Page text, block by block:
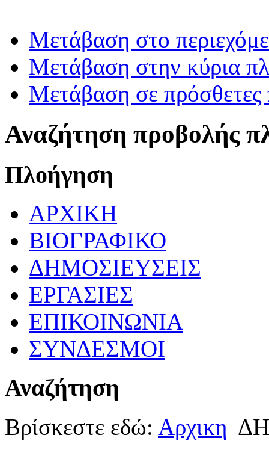
Μετάβαση στο
Μετάβαση στην κύρια
Μετάβαση σε πρόσθετες
Αναζήτηση προβολής
Πλοήγηση
ΑΡΧΙΚΗ
ΒΙΟΓΡΑΦΙΚΟ
ΔΗΜΟΣΙΕΥΣΕΙΣ
ΕΡΓΑΣΙΕΣ
ΕΠΙΚΟΙΝΩΝΙΑ
ΣΥΝΔΕΣΜΟΙ
Αναζήτηση
Βρίσκεστε εδώ: Αρχικη